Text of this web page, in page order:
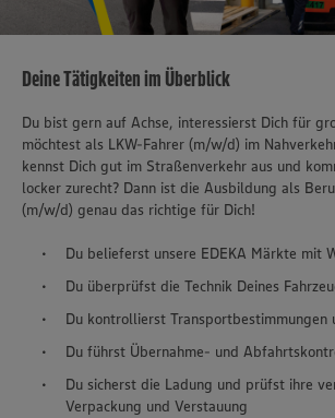
Deine Tätigkeiten im Überblick
Du bist gern auf Achse, interessierst Dich für
möchtest als LKW-Fahrer (m/w/d) im
kennst Dich gut im Straßenverkehr aus und
locker zurecht? Dann ist die Ausbildung als
(m/w/d) genau das richtige für Dich!
Du belieferst unsere EDEKA Märkte mit
Du überprüfst die Technik Deines
Du kontrollierst Transportbestimmungen
Du führst Übernahme- und
Du sicherst die Ladung und prüfst ihre
Verpackung und Verstauung